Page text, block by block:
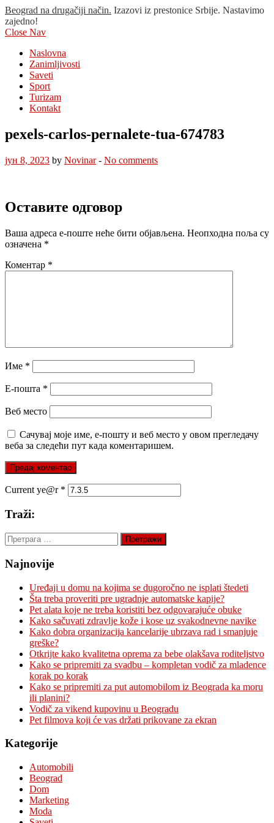
Beograd na drugačiji način. Izazovi iz prestonice Srbije. Nastavimo
zajedno!
Close Nav
Naslovna
Zanimljivosti
Saveti
Sport
Turizam
Kontakt
pexels-carlos-pernalete-tua-674783
јун 8, 2023 by Novinar- No comments
Оставите одговор
Ваша адреса е-поште неће бити објављена. Неопходна поља су
означена *
Коментар *
Име *
Е-пошта *
Веб место
Сачувај моје име, е-пошту и веб место у овом прегледачу
веба за следећи пут када коментаришем.
Current ye@r *
Traži:
Претрага
за:
Najnovije
Uređaji u domu na kojima se dugoročno ne isplati štedeti
Šta treba proveriti pre ugradnje automatske kapije?
Pet alata koje ne treba koristiti bez odgovarajuće obuke
Kako sačuvati zdravlje kože i kose uz svakodnevne navike
Kako dobra organizacija kancelarije ubrzava rad i smanjuje
greške?
Otkrijte kako kvalitetna oprema za bebe olakšava roditeljstvo
Kako se pripremiti za svadbu – kompletan vodič za mladence
korak po korak
Kako se pripremiti za put automobilom iz Beograda ka moru
ili planini?
Vodič za vikend kupovinu u Beogradu
Pet filmova koji će vas držati prikovane za ekran
Kategorije
Automobili
Beograd
Dom
Marketing
Moda